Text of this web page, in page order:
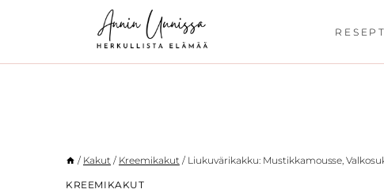
/ Kakut / Kreemikakut / Liukuvärikakku: Mustikkamousse,
KREEMIKAKUT